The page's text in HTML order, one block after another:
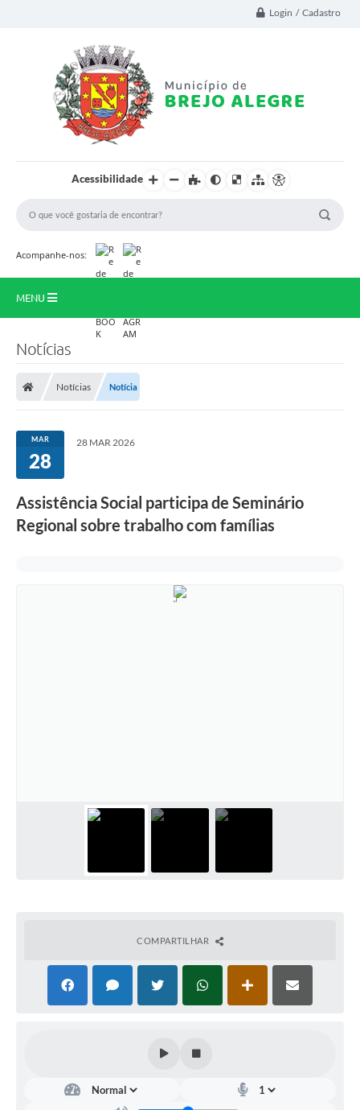
Login / Cadastro
Acessibilidade
Acompanhe-nos:
MENU
Diário Oficial
Editais
Sic
FAQ - Perguntas e Respostas Frequentes
Galeria de Vídeos
Telefones Úteis
Notícias
Notícias Notícia
MAR
28
28 MAR 2026
Assistência Social participa de Seminário
Regional sobre trabalho com famílias
COMPARTILHAR